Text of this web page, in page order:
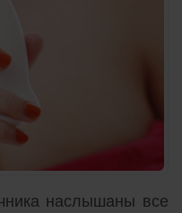
наслышаны все